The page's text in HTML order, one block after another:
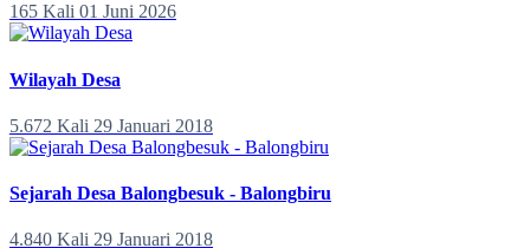
165 Kali 01 Juni 2026
Wilayah Desa
5.672 Kali 29 Januari 2018
Sejarah Desa Balongbesuk - Balongbiru
4.840 Kali 29 Januari 2018